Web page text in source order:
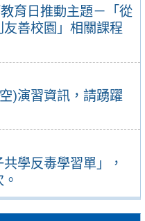
育日推動主題－「從
善校園」相關課程
)演習資訊，請踴躍
學反毒學習單」，